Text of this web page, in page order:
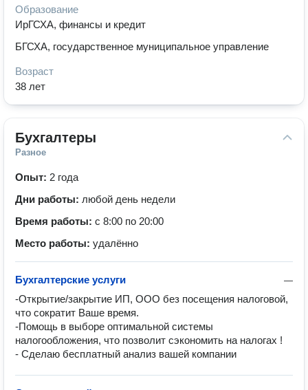
Образование
ИрГСХА, финансы и кредит
БГСХА, государственное муниципальное управление
Возраст
38 лет
Бухгалтеры
Разное
Опыт: 2 года
Дни работы: любой день недели
Время работы: с 8:00 по 20:00
Место работы: удалённо
—
Бухгалтерские услуги
-Открытие/закрытие ИП, ООО без посещения налоговой,
что сократит Ваше время.
-Помощь в выборе оптимальной системы
налогообложения, что позволит сэкономить на налогах !
- Сделаю бесплатный анализ вашей компании